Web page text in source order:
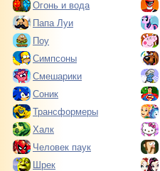
Огонь и вода
Папа Луи
Поу
Симпсоны
Смешарики
Соник
Трансформеры
Халк
Человек паук
Шрек